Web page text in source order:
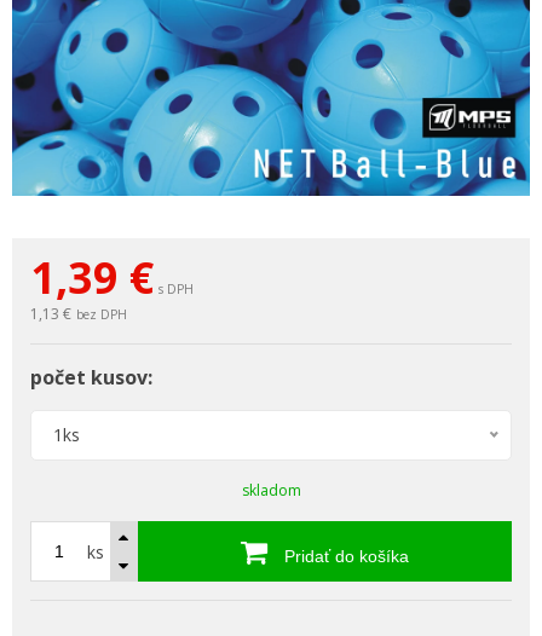
1,39 € s DPH
1,13 € bez DPH
počet kusov:
1ks
skladom
ks Pridať do košíka